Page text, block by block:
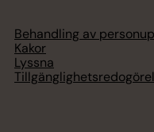
Behandling av
Kakor
Lyssna